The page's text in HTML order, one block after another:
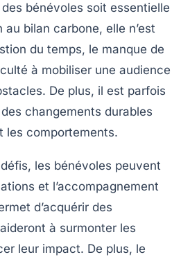
bénévoles soit essentielle
au bilan carbone, elle n’est
du temps, le manque de
à mobiliser une audience
De plus, il est parfois
changements durables
les comportements.
les bénévoles peuvent
et l’accompagnement
d’acquérir des
à surmonter les
leur impact. De plus, le